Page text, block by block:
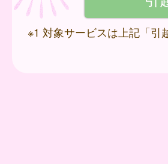
※1 対象サービスは上記「引